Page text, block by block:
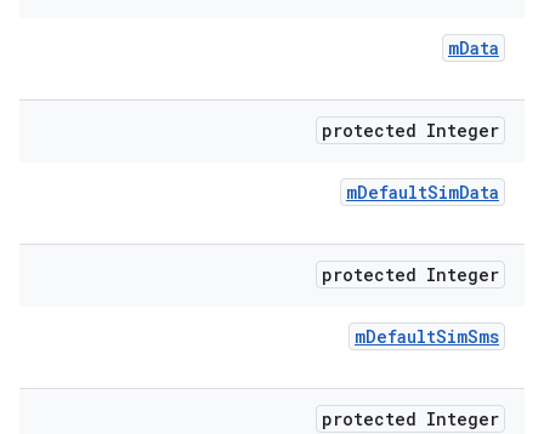
mData
protected Integer
mDefaultSimData
protected Integer
mDefaultSimSms
protected Integer